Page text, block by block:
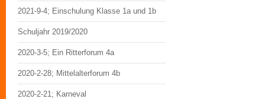
2021-9-4; Einschulung Klasse 1a und 1b
Schuljahr 2019/2020
2020-3-5; Ein Ritterforum 4a
2020-2-28; Mittelalterforum 4b
2020-2-21; Karneval